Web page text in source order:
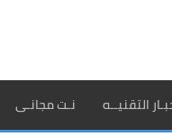
التقنيــه نـت مجانـى